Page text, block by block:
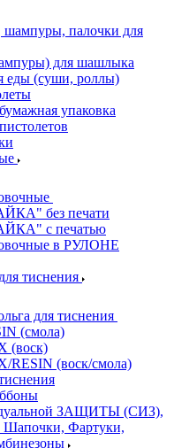
шампуры, палочки для
для шашлыка
еды (суши, роллы)
упаковка
без печати
с печатью
в РУЛОНЕ
тиснения
для тиснения
(смола)
(воск)
RESIN (воск/смола)
ЗАЩИТЫ (СИЗ),
Шапочки, Фартуки,